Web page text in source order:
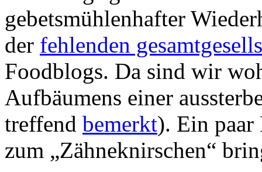
gebetsmühlenhafter
der fehlenden
Foodblogs. Da sind wir
Aufbäumens einer
treffend bemerkt). Ein paar
zum „Zähneknirschen“